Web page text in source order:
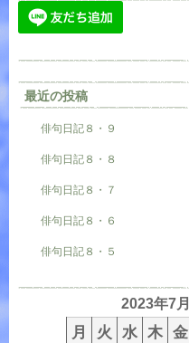
最近の投稿
俳句日記８・９
俳句日記８・８
俳句日記８・７
俳句日記８・６
俳句日記８・５
2023年7月
月 火 水 木 金